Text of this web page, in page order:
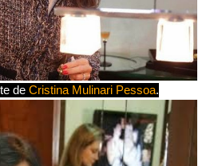
de Cristina Mulinari Pessoa.